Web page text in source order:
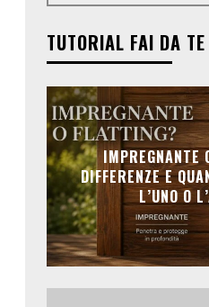
TUTORIAL FAI DA TE
IMPREGNANTE
DIFFERENZE E
L’UNO O